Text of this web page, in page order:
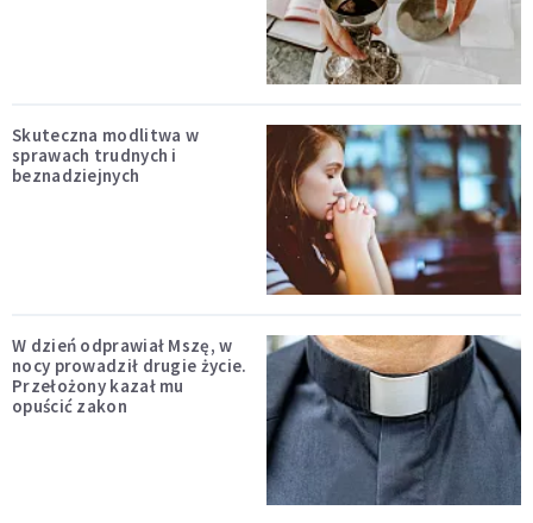
Skuteczna modlitwa w
sprawach trudnych i
beznadziejnych
W dzień odprawiał Mszę, w
nocy prowadził drugie życie.
Przełożony kazał mu
opuścić zakon